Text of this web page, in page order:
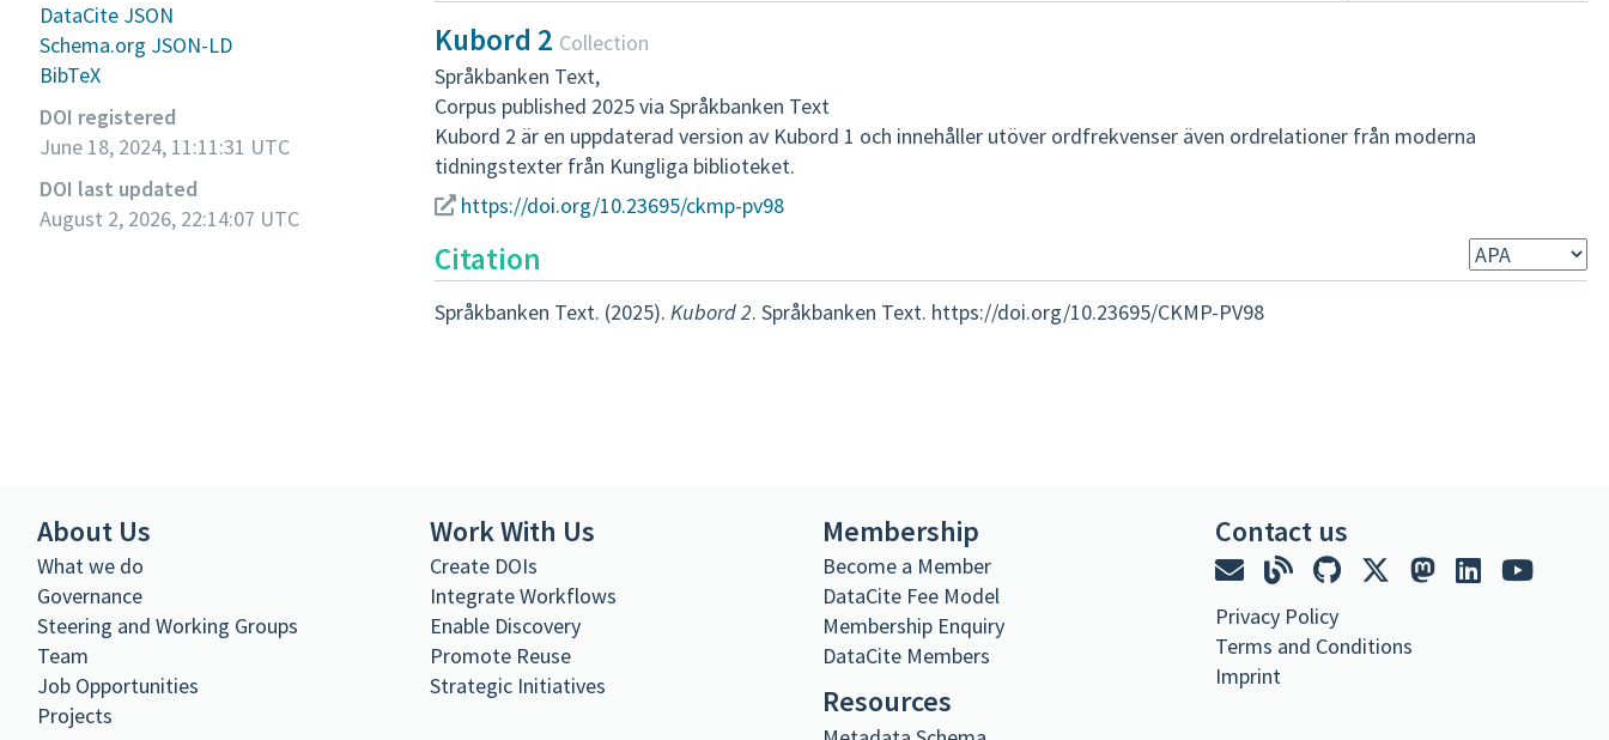
DataCite JSON
Schema.org JSON-LD
BibTeX
DOI registered
June 18, 2024, 11:11:31 UTC
DOI last updated
August 2, 2026, 22:14:07 UTC
Kubord 2 Collection
Språkbanken Text,
Corpus published 2025 via Språkbanken Text
Kubord 2 är en uppdaterad version av Kubord 1 och innehåller utöver ordfrekvenser även ordrelationer från moderna
tidningstexter från Kungliga biblioteket.
https://doi.org/10.23695/ckmp-pv98
Citation
Språkbanken Text. (2025). Kubord 2. Språkbanken Text. https://doi.org/10.23695/CKMP-PV98
About Us
What we do
Governance
Steering and Working Groups
Team
Job Opportunities
Projects
Work With Us
Create DOIs
Integrate Workflows
Enable Discovery
Promote Reuse
Strategic Initiatives
Membership
Become a Member
DataCite Fee Model
Membership Enquiry
DataCite Members
Resources
Contact us
Privacy Policy
Terms and Conditions
Imprint